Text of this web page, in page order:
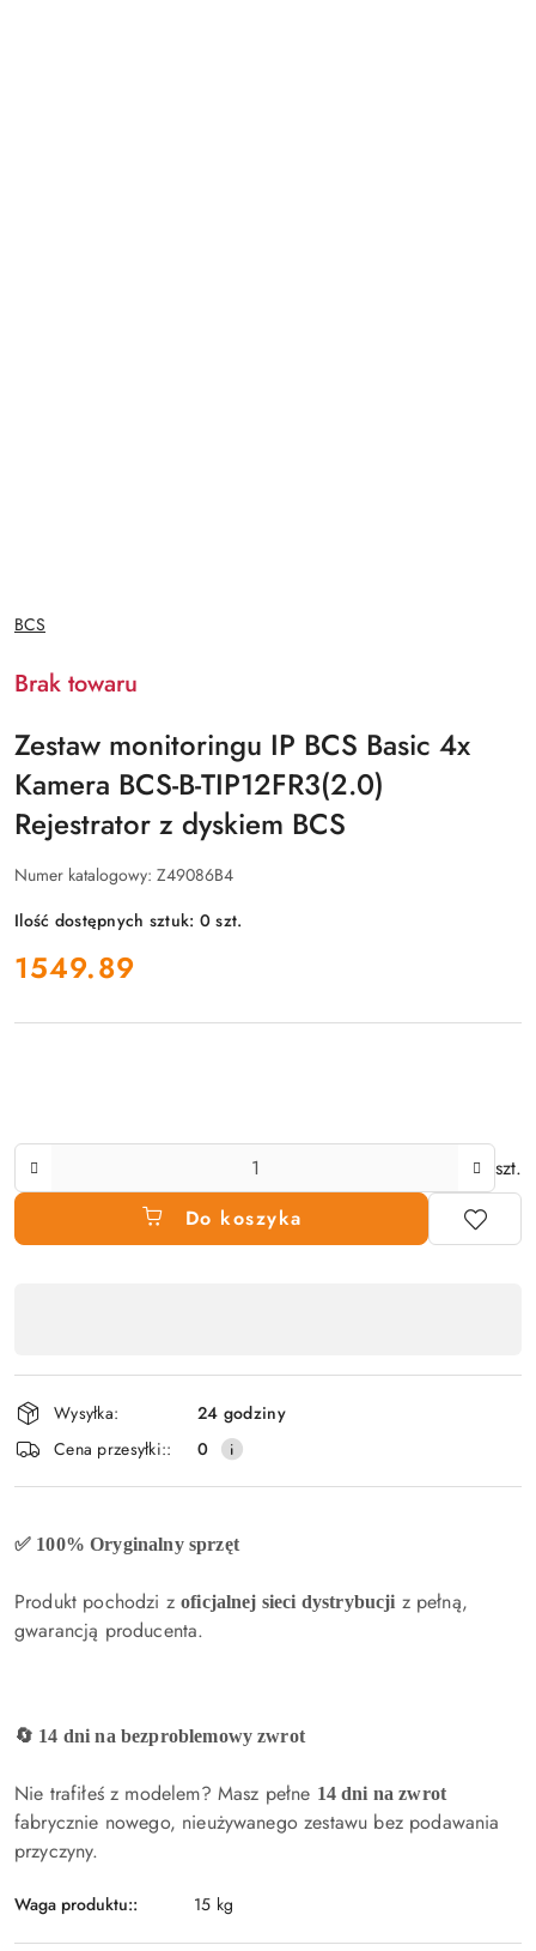
NAZWA
PRODUCENTA:
BCS
Brak towaru
Zestaw monitoringu IP BCS Basic 4x
Kamera BCS-B-TIP12FR3(2.0)
Rejestrator z dyskiem BCS
Numer katalogowy: Z49086B4
Ilość dostępnych sztuk: 0szt.
cena:
1549.89
Ilość
szt.
Do koszyka
,
płatność
i
dostawa
Wysyłka:
24 godziny
Cena przesyłki::
0
✅ 100% Oryginalny sprzęt
Produkt pochodzi zoficjalnej sieci dystrybucji z pełną,
gwarancją producenta.
🔄 14 dni na bezproblemowy zwrot
Nie trafiłeś z modelem? Masz pełne 14 dni na zwrot
fabrycznie nowego, nieużywanego zestawu bez podawania
przyczyny.
Waga produktu:: 15 kg